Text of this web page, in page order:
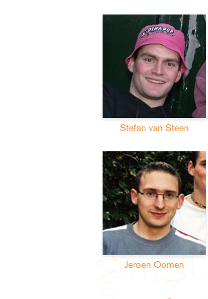
Stefan van Steen
Jeroen Oomen